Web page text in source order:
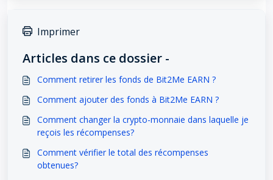
Imprimer
Articles dans ce dossier -
Comment retirer les fonds de Bit2Me EARN ?
Comment ajouter des fonds à Bit2Me EARN ?
Comment changer la crypto-monnaie dans laquelle je
reçois les récompenses?
Comment vérifier le total des récompenses
obtenues?